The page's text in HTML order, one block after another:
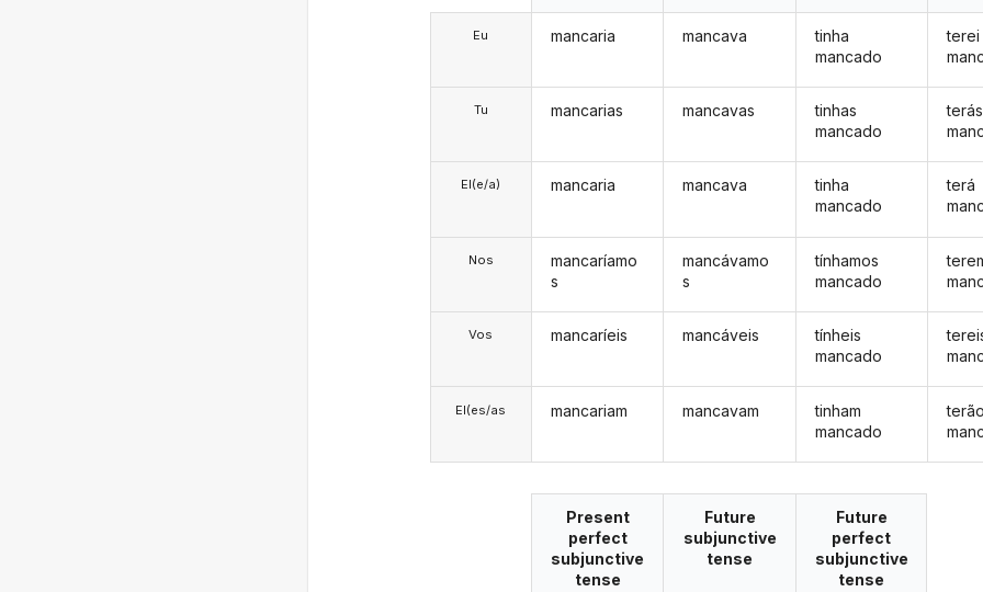
Eu
Tu
El(e/a)
Nos
Vos
El(es/as
mancaria
mancarias
mancaria
mancaríamo
s
mancaríeis
mancariam
mancava
mancavas
mancava
mancávamo
s
mancáveis
mancavam
tinha
mancado
tinhas
mancado
tinha
mancado
tínhamos
mancado
tínheis
mancado
tinham
mancado
terei
terás
terá
terão
Present
perfect
subjunctive
tense
Future
subjunctive
tense
Future
perfect
subjunctive
tense